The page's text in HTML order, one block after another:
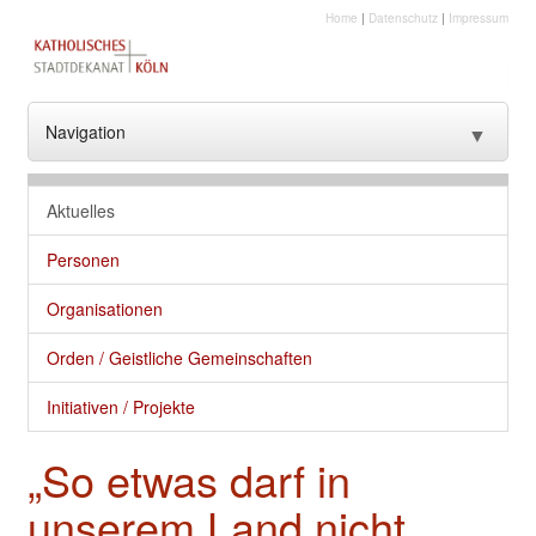
Home | Datenschutz | Impressum
Navigation ▼
??? NavText ???
??? NavText ???
Stadtkirche
Kirche vor Ort
Seelsorge und gute Dienste
Kultur
Aktuelles
Personen
Organisationen
Orden / Geistliche Gemeinschaften
Initiativen / Projekte
„So etwas darf in